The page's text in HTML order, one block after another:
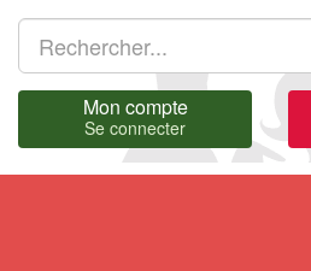
Mon compte
Se connecter